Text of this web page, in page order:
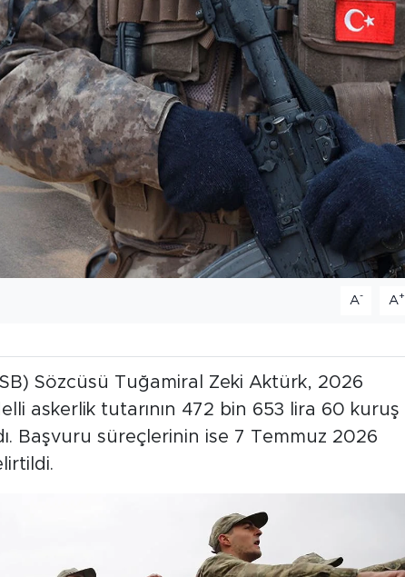
A- A+
Sözcüsü Tuğamiral Zeki Aktürk, 2026
askerlik tutarının 472 bin 653 lira 60 kuruş
Başvuru süreçlerinin ise 7 Temmuz 2026